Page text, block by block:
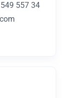
557 34